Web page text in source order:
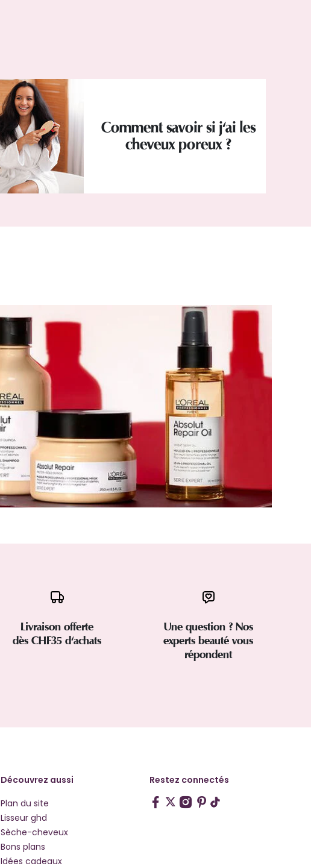
Comment savoir si j'ai les
cheveux poreux ?
Livraison offerte
dès CHF35 d'achats
Une question ? Nos
experts beauté vous
répondent
Découvrez aussi
Plan du site
Lisseur ghd
Sèche-cheveux
Bons plans
Idées cadeaux
Restez connectés